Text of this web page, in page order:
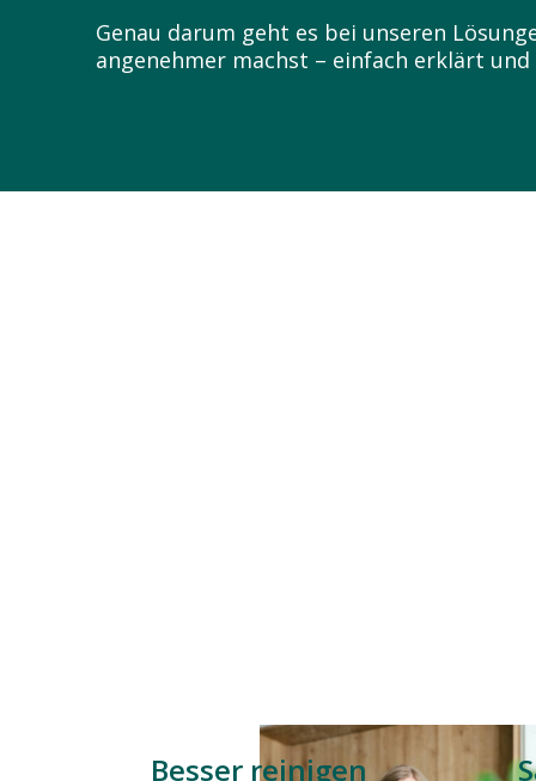
Genau darum geht es bei unseren
angenehmer machst – einfach erklärt
Besser reinigen